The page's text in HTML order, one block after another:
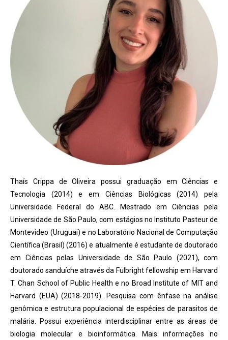
Thaís Crippa de Oliveira possui graduação em Ciências e
Tecnologia (2014) e em Ciências Biológicas (2014) pela
Universidade Federal do ABC. Mestrado em Ciências pela
Universidade de São Paulo, com estágios no Instituto Pasteur de
Montevideo (Uruguai) e no Laboratório Nacional de Computação
Científica (Brasil) (2016) e atualmente é estudante de doutorado
em Ciências pelas Universidade de São Paulo (2021), com
doutorado sanduíche através da Fulbright fellowship em Harvard
T. Chan School of Public Health e no Broad Institute of MIT and
Harvard (EUA) (2018-2019). Pesquisa com ênfase na análise
genômica e estrutura populacional de espécies de parasitos de
malária. Possui experiência interdisciplinar entre as áreas de
biologia molecular e bioinformática. Mais informações no